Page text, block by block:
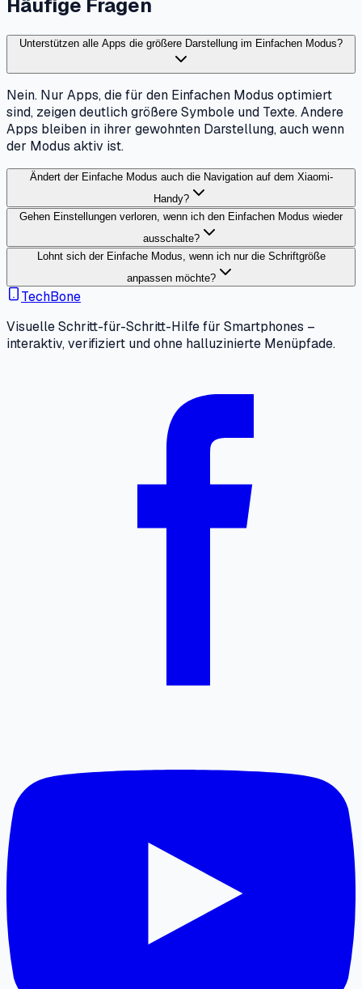
Häufige Fragen
Unterstützen alle Apps die größere Darstellung im Einfachen Modus?
Nein. Nur Apps, die für den Einfachen Modus optimiert
sind, zeigen deutlich größere Symbole und Texte. Andere
Apps bleiben in ihrer gewohnten Darstellung, auch wenn
der Modus aktiv ist.
Ändert der Einfache Modus auch die Navigation auf dem Xiaomi-
Handy?
Gehen Einstellungen verloren, wenn ich den Einfachen Modus wieder
ausschalte?
Lohnt sich der Einfache Modus, wenn ich nur die Schriftgröße
anpassen möchte?
TechBone
Visuelle Schritt-für-Schritt-Hilfe für Smartphones –
interaktiv, verifiziert und ohne halluzinierte Menüpfade.